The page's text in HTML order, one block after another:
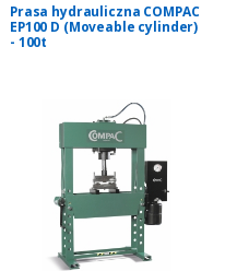
Prasa hydrauliczna COMPAC
EP100 D (Moveable cylinder)
- 100t